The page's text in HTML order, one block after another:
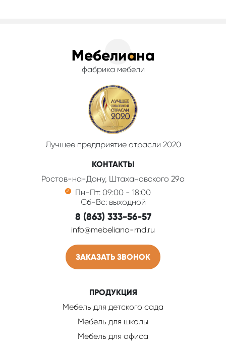
фабрика мебели
Лучшее предприятие отрасли 2020
КОНТАКТЫ
Ростов-на-Дону, Штахановского 29а
Пн-Пт: 09:00 - 18:00
Сб-Вс: выходной
8 (863) 333-56-57
info@mebeliana-rnd.ru
ЗАКАЗАТЬ ЗВОНОК
ПРОДУКЦИЯ
Мебель для детского сада
Мебель для школы
Мебель для офиса